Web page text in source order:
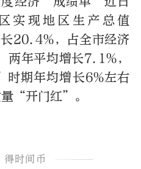
实现地区生产总值
20.4%，占全市经济
年平均增长7.1%，
期年均增长6%左右
“开门红”。
得时间币